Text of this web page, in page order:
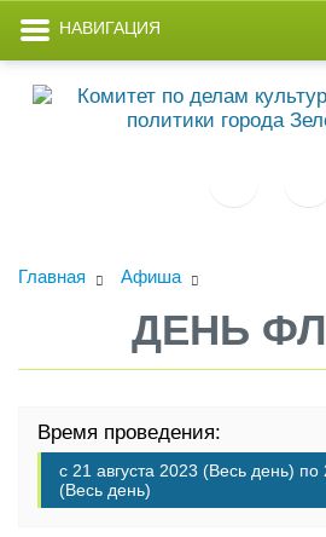
НАВИГАЦИЯ
Главная Афиша
ДЕНЬ
Время проведения:
с 21 августа 2023 (Весь день) по
(Весь день)